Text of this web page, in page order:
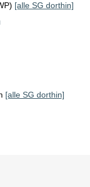
[alle SG dorthin]
[alle SG dorthin]